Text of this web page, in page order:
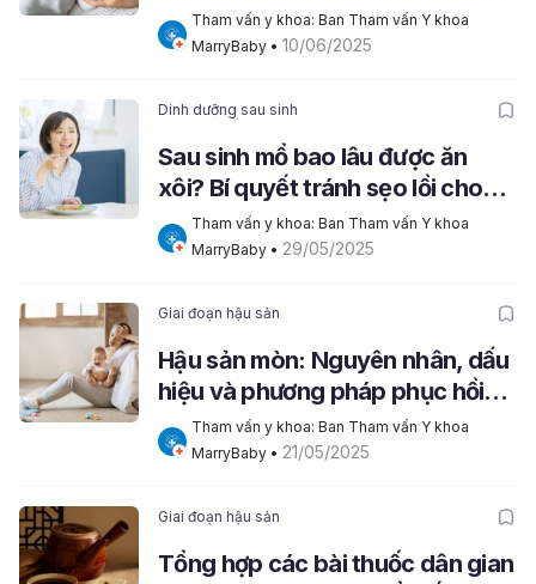
gì? Tham vấn y khoa: Ban Tham vấn Y khoa
MarryBaby • 10/06/2025
Dinh dưỡng sau sinh
Sau sinh mổ bao lâu được ăn
xôi? Bí quyết tránh sẹo lồi cho
mẹ Tham vấn y khoa: Ban Tham vấn Y khoa
MarryBaby • 29/05/2025
Giai đoạn hậu sản
Hậu sản mòn: Nguyên nhân, dấu
hiệu và phương pháp phục hồi
nhanhTham vấn y khoa: Ban Tham vấn Y khoa
MarryBaby • 21/05/2025
Giai đoạn hậu sản
Tổng hợp các bài thuốc dân gian